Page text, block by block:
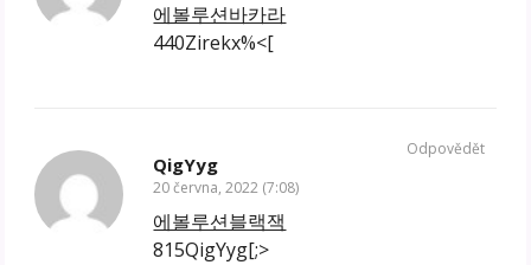
에볼루션바카라
440Zirekx%<[
QigYyg
20 června, 2022 (7:08)
에볼루션블랙잭
815QigYyg[;>
Odpovědět